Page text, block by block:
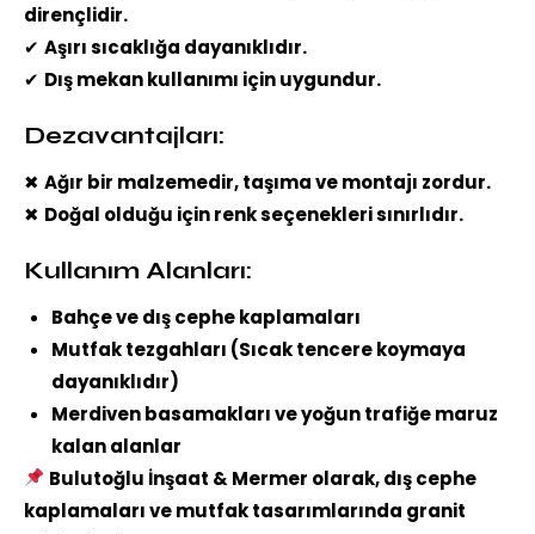
dirençlidir.
✔ Aşırı sıcaklığa dayanıklıdır.
✔ Dış mekan kullanımı için uygundur.
Dezavantajları:
✖ Ağır bir malzemedir, taşıma ve montajı zordur.
✖ Doğal olduğu için renk seçenekleri sınırlıdır.
Kullanım Alanları:
Bahçe ve dış cephe kaplamaları
Mutfak tezgahları (Sıcak tencere koymaya
dayanıklıdır)
Merdiven basamakları ve yoğun trafiğe maruz
kalan alanlar
Bulutoğlu İnşaat & Mermer olarak, dış cephe
kaplamaları ve mutfak tasarımlarında granit